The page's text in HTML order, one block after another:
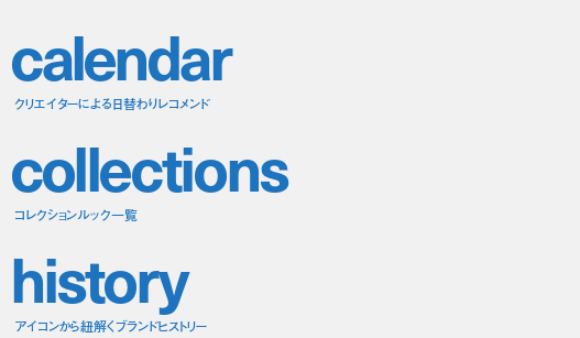
calendar
クリエイターによる日替わりレコメンド
collections
コレクションルック一覧
history
アイコンから紐解くブランドヒストリー